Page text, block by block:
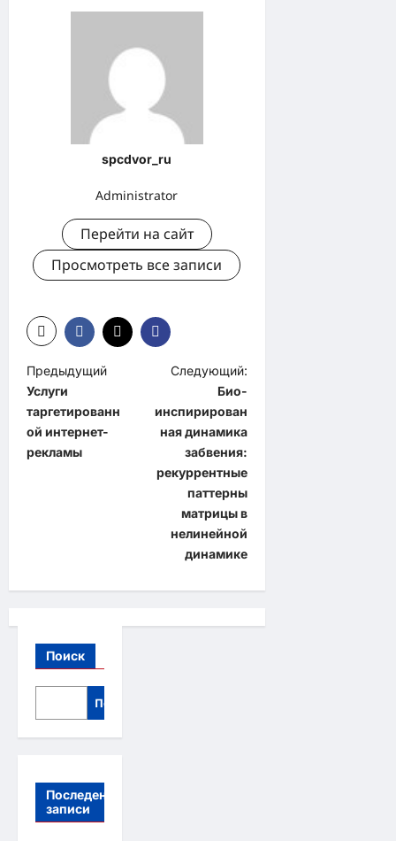
spcdvor_ru
Administrator
Перейти на сайт
Просмотреть все записи
Н
а
в
и
я
а
п
Предыдущий
Услуги
таргетированн
ой интернет-
рекламы
Следующий:
Био-
инспирирован
ная динамика
забвения:
рекуррентные
паттерны
матрицы в
нелинейной
динамике
Поиск
Поиск
Последение
записи